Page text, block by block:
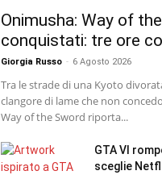
Onimusha: Way of
conquistati: tre ore
Giorgia Russo - 6 Agosto 2026
Tra le strade di una Kyoto
clangore di lame che non
Way of the Sword riporta...
GTA VI
sceglie